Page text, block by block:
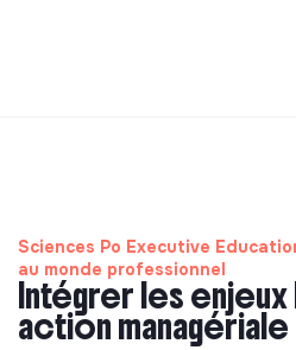
Sciences Po Executive
au monde professionnel
Intégrer les enjeux
action managériale